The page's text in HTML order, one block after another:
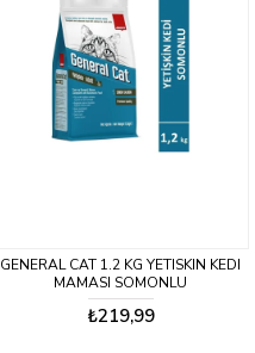
GENERAL CAT 1.2 KG YETISKIN KEDI
MAMASI SOMONLU
₺219,99